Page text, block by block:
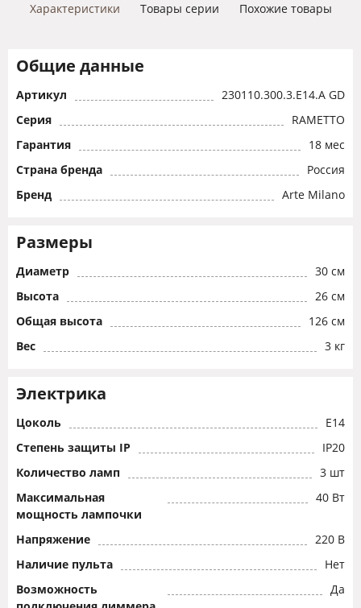
Характеристики Товары серии Похожие товары
Общие данные
Артикул
230110.300.3.E14.A GD
Серия
RAMETTO
Гарантия
18 мес
Страна бренда
Россия
Бренд
Arte Milano
Размеры
Диаметр
30 см
Высота
26 см
Общая высота
126 см
Вес
3 кг
Электрика
Цоколь
E14
Степень защиты IP
IP20
Количество ламп
3 шт
Максимальная
мощность лампочки
40 Вт
Напряжение
220 В
Наличие пульта
Нет
Возможность
Да